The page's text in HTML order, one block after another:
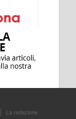
La redazione